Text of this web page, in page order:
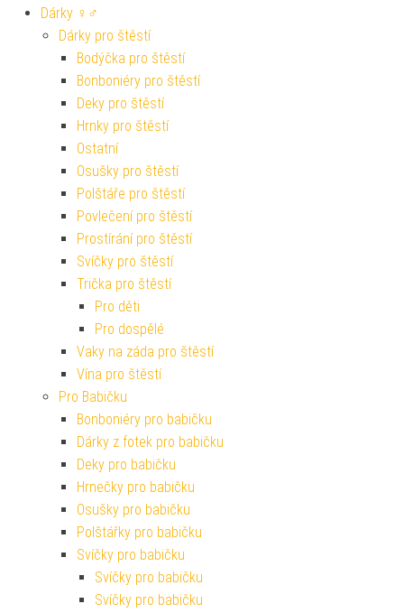
Dárky ♀♂
Dárky pro štěstí
Bodýčka pro štěstí
Bonboniéry pro štěstí
Deky pro štěstí
Hrnky pro štěstí
Ostatní
Osušky pro štěstí
Polštáře pro štěstí
Povlečení pro štěstí
Prostírání pro štěstí
Svíčky pro štěstí
Trička pro štěstí
Pro děti
Pro dospělé
Vaky na záda pro štěstí
Vína pro štěstí
Pro Babičku
Bonboniéry pro babičku
Dárky z fotek pro babičku
Deky pro babičku
Hrnečky pro babičku
Osušky pro babičku
Polštářky pro babičku
Svíčky pro babičku
Svíčky pro babičku
Svíčky pro babičku